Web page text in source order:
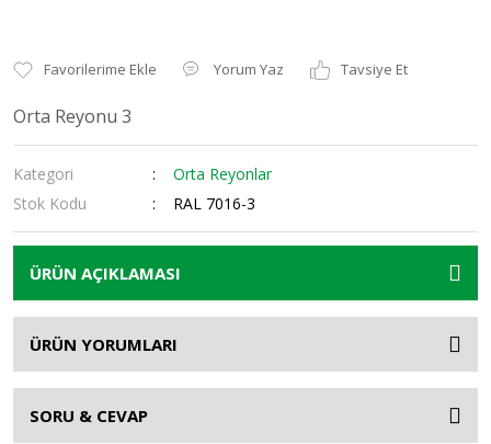
Yorum Yaz Tavsiye Et
Orta Reyonu 3
Kategori
Orta Reyonlar
Stok Kodu
RAL 7016-3
ÜRÜN AÇIKLAMASI
ÜRÜN YORUMLARI
SORU & CEVAP